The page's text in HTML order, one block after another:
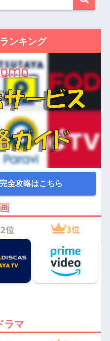
ンキング
全攻略はこちら
ラマ